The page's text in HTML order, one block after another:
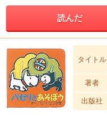
読んだ
タイトル
著者
出版社